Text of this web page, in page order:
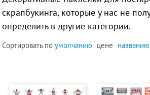
скрапбукинга, которые у нас не
определить в другие категории.
Сортировать поумолчанию цене названию